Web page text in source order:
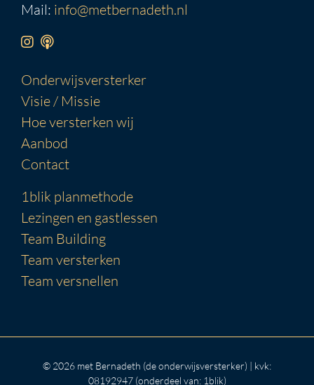
Mail: info@metbernadeth.nl
Onderwijsversterker
Visie / Missie
Hoe versterken wij
Aanbod
Contact
1blik planmethode
Lezingen en gastlessen
Team Building
Team versterken
Team versnellen
© 2026 met Bernadeth (de onderwijsversterker) | kvk:
08192947 (onderdeel van: 1blik)